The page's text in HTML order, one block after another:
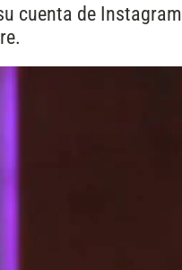
cuenta de Instagram